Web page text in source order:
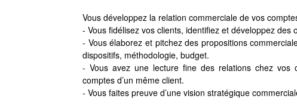
Vous développez la relation commerciale de vos
- Vous fidélisez vos clients, identifiez et développez des
- Vous élaborez et pitchez des propositions
dispositifs, méthodologie, budget.
- Vous avez une lecture fine des relations chez
comptes d’un même client.
- Vous faites preuve d’une vision stratégique